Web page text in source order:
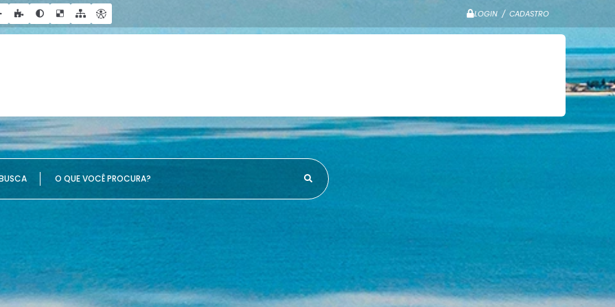
LOGIN / CADASTRO
VOCÊ PROCURA?